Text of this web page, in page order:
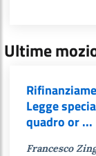
Ultime
Legge
quadro or ...
Francesco